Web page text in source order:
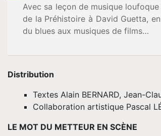
Avec sa leçon de musique
de la Préhistoire à David Guetta,
du blues aux musiques de films…
Distribution
Textes Alain BERNARD, Jean-
Collaboration artistique Pascal
LE MOT DU METTEUR EN SCÈNE